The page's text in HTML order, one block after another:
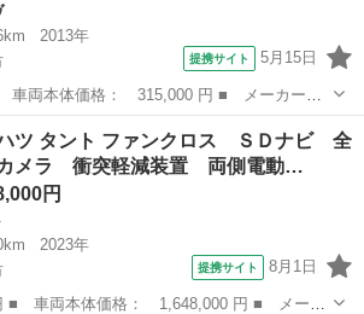
2013年
提携サイト 5月15日
名： ムーヴ ■ グレード名： Ｘ インパ
ト スマートキー プッシュスタート 純正
ヴ
ツ タント ファンクロス ＳＤナビ 全
メラ 衝突軽減装置 両側電動…
円
2023年
提携サイト 8月1日